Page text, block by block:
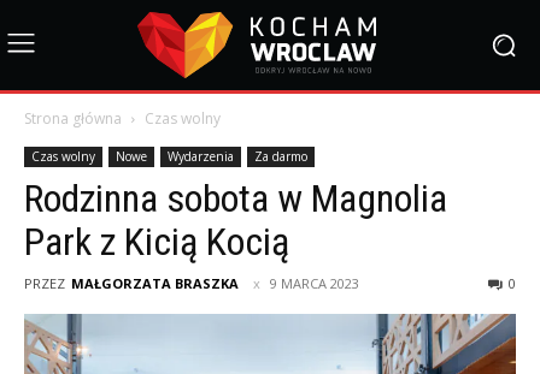
Strona główna Czas wolny
Czas wolny Nowe Wydarzenia Za darmo
Rodzinna sobota w Magnolia
Park z Kicią Kocią
PRZEZ MAŁGORZATA BRASZKA 9 MARCA 2023 0